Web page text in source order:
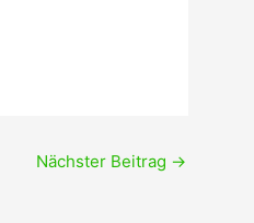
Nächster Beitrag →